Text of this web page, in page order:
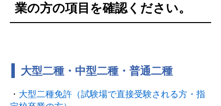
業の方の項目を確認ください。
大型二種・中型二種・普通二種
・ 大型二種免許（試験場で直接受験される方・指